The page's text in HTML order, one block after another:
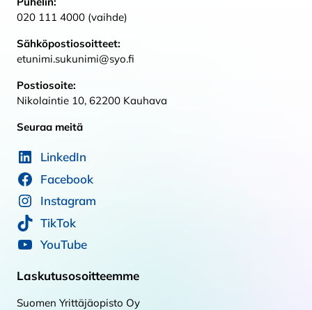
020 111 4000 (vaihde)
Sähköpostiosoitteet:
etunimi.sukunimi@syo.fi
Postiosoite:
Nikolaintie 10, 62200 Kauhava
Seuraa meitä
LinkedIn
Facebook
Instagram
TikTok
YouTube
Laskutusosoitteemme
Suomen Yrittäjäopisto Oy